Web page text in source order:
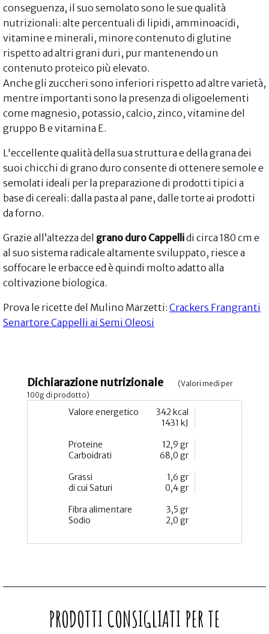
conseguenza, il suo semolato sono le sue qualità
nutrizionali: alte percentuali di lipidi, amminoacidi,
vitamine e minerali, minore contenuto di glutine
rispetto ad altri grani duri, pur mantenendo un
contenuto proteico più elevato.
Anche gli zuccheri sono inferiori rispetto ad altre varietà,
mentre importanti sono la presenza di oligoelementi
come magnesio, potassio, calcio, zinco, vitamine del
gruppo B e vitamina E.
L'eccellente qualità della sua struttura e della grana dei
suoi chicchi di grano duro consente di ottenere semole e
semolati ideali per la preparazione di prodotti tipici a
base di cereali: dalla pasta al pane, dalle torte ai prodotti
da forno.
Grazie all’altezza del grano duro Cappellidi circa 180 cm e
al suo sistema radicale altamente sviluppato, riesce a
soffocare le erbacce ed è quindi molto adatto alla
coltivazione biologica.
Prova le ricette del Mulino Marzetti: Crackers Frangranti
Senartore Cappelli ai Semi Oleosi
Dichiarazione nutrizionale
(Valori medi per
100g di prodotto)
Valore energetico
342 kcal
1431 kJ
Proteine
Carboidrati
12,9 gr
68,0 gr
Grassi
di cui Saturi
1,6 gr
0,4 gr
Fibra alimentare
Sodio
3,5 gr
2,0 gr
PRODOTTI CONSIGLIATI PER TE